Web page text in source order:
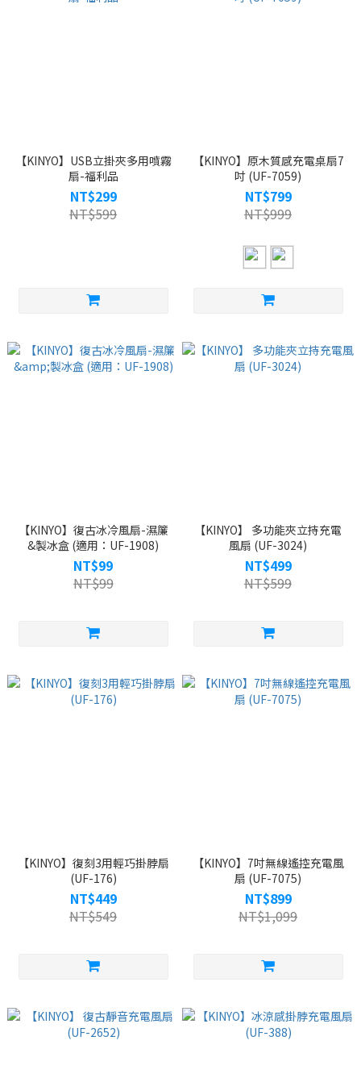
【KINYO】USB立掛夾多用噴霧
扇-福利品
NT$299
NT$599
【KINYO】原木質感充電桌扇7
吋 (UF-7059)
NT$799
NT$999
【KINYO】復古冰冷風扇-濕簾
&製冰盒 (適用：UF-1908)
NT$99
NT$99
【KINYO】 多功能夾立持充電
風扇 (UF-3024)
NT$499
NT$599
【KINYO】復刻3用輕巧掛脖扇
(UF-176)
NT$449
NT$549
【KINYO】7吋無線遙控充電風
扇 (UF-7075)
NT$899
NT$1,099